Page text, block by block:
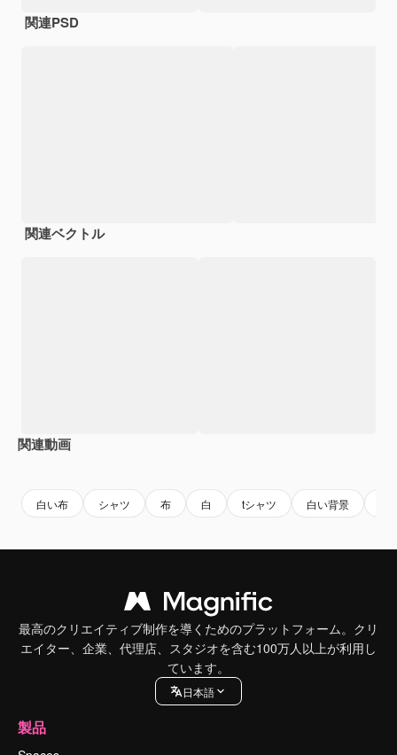
関連PSD
関連ベクトル
関連動画
白い布 シャツ 布 白 tシャツ 白い背景
最高のクリエイティブ制作を導くためのプラットフォーム。クリ
エイター、企業、代理店、スタジオを含む100万人以上が利用し
ています。
日本語
製品